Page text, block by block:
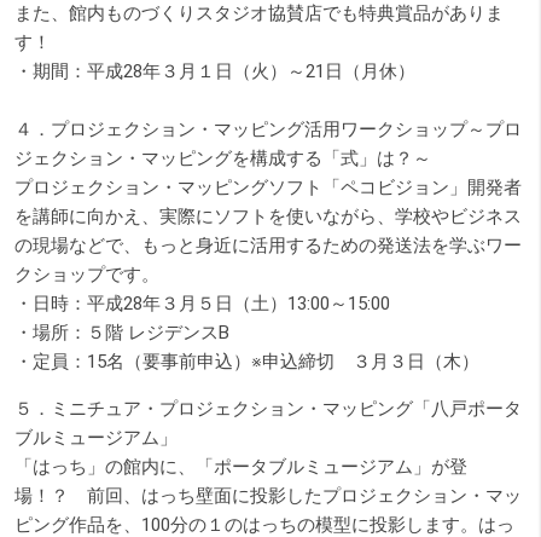
また、館内ものづくりスタジオ協賛店でも特典賞品がありま
す！
・期間：平成28年３月１日（火）～21日（月休）
４．プロジェクション・マッピング活用ワークショップ～プロ
ジェクション・マッピングを構成する「式」は？～
プロジェクション・マッピングソフト「ペコビジョン」開発者
を講師に向かえ、実際にソフトを使いながら、学校やビジネス
の現場などで、もっと身近に活用するための発送法を学ぶワー
クショップです。
・日時：平成28年３月５日（土）13:00～15:00
・場所：５階 レジデンスB
・定員：15名（要事前申込）※申込締切 ３月３日（木）
５．ミニチュア・プロジェクション・マッピング「八戸ポータ
ブルミュージアム」
「はっち」の館内に、「ポータブルミュージアム」が登
場！？ 前回、はっち壁面に投影したプロジェクション・マッ
ピング作品を、100分の１のはっちの模型に投影します。はっ